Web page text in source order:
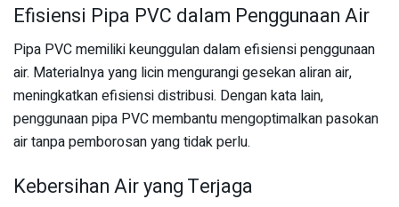
Efisiensi Pipa PVC dalam Penggunaan Air
Pipa PVC memiliki keunggulan dalam efisiensi penggunaan
air. Materialnya yang licin mengurangi gesekan aliran air,
meningkatkan efisiensi distribusi. Dengan kata lain,
penggunaan pipa PVC membantu mengoptimalkan pasokan
air tanpa pemborosan yang tidak perlu.
Kebersihan Air yang Terjaga